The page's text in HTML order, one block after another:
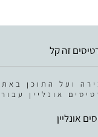
זה קל
ועל התוכן
אונליין
אונליין